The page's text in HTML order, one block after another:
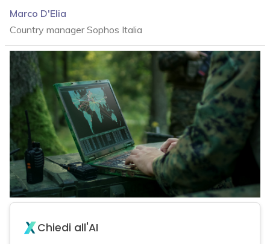
Marco D'Elia
Country manager Sophos Italia
Chiedi all'AI